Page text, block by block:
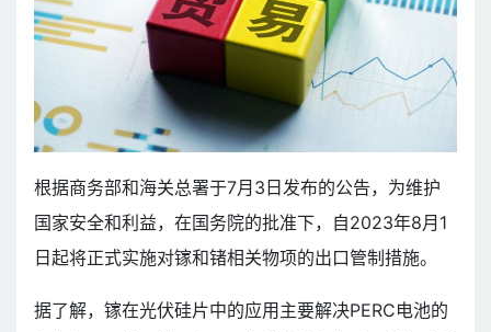
根据商务部和海关总署于7月3日发布的公告，为维护
国家安全和利益，在国务院的批准下，自2023年8月1
日起将正式实施对镓和锗相关物项的出口管制措施。
据了解，镓在光伏硅片中的应用主要解决PERC电池的